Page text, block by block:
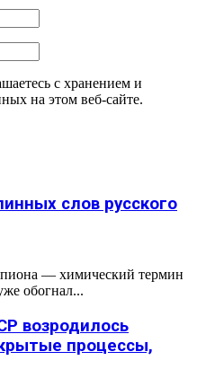
с хранением и
на этом веб-сайте.
слов русского
— химический термин
обогнал...
возродилось
процессы,